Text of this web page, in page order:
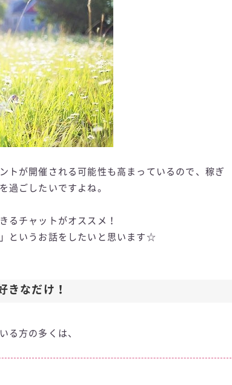
トが開催される可能性も高まっているので、稼ぎ
過ごしたいですよね。
るチャットがオススメ！
というお話をしたいと思います☆
きなだけ！
る方の多くは、